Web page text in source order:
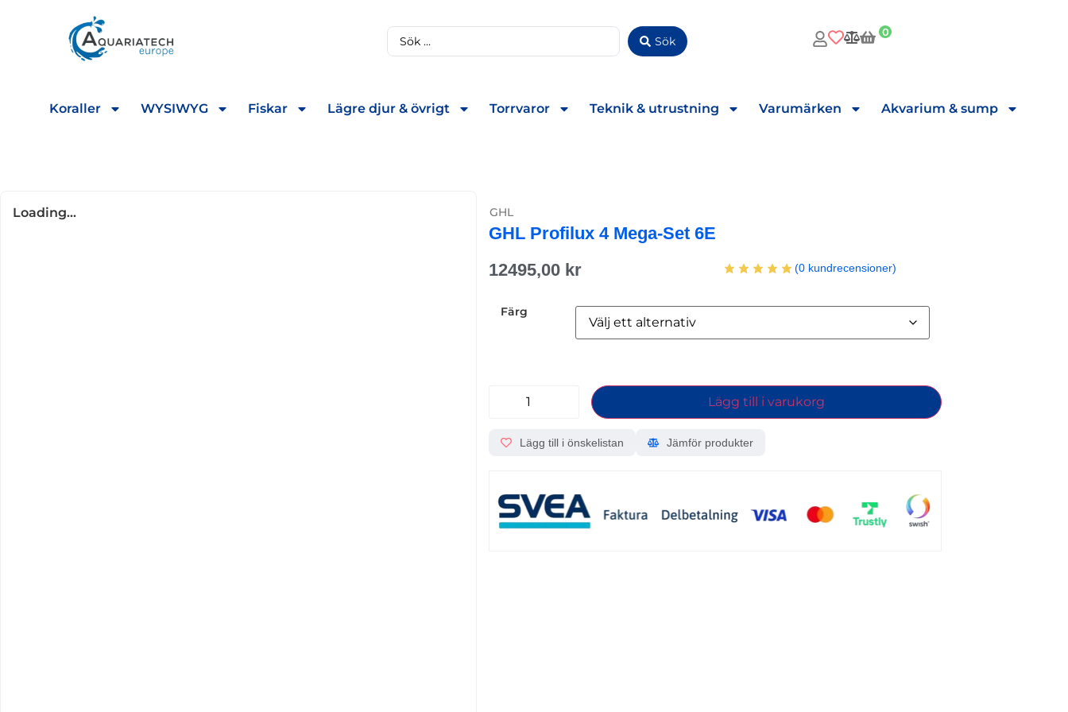
Sök
0
Koraller WYSIWYG Fiskar Lägre djur & övrigt Torrvaror Teknik & utrustning Varumärken Akvarium & sump
Loading... GHL
GHL Profilux 4 Mega-Set 6E
12495,00 kr (0 kundrecensioner)
Färg
Lägg till i varukorg
Lägg till i önskelistan Jämför produkter